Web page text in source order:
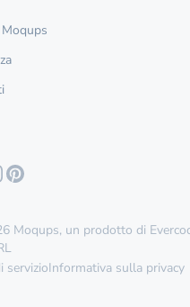
Moqups, un prodotto di
servizioInformativa sulla privacy